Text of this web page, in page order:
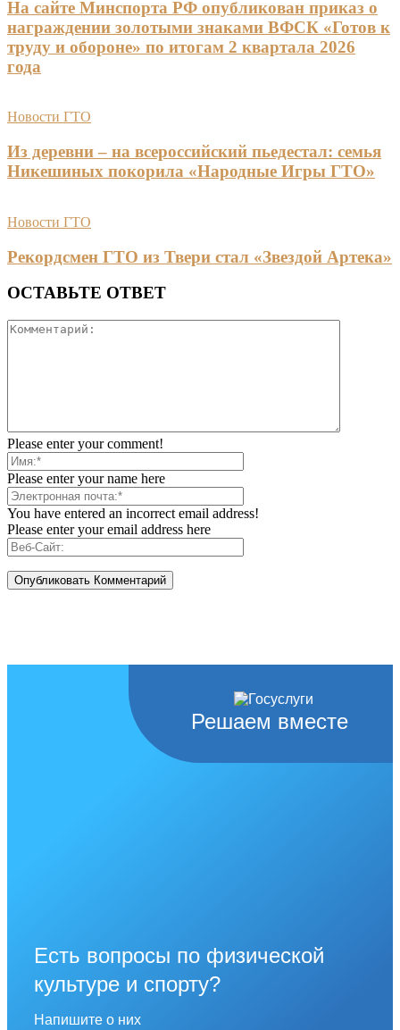
На сайте Минспорта РФ опубликован приказ о
награждении золотыми знаками ВФСК «Готов к
труду и обороне» по итогам 2 квартала 2026
года
Новости ГТО
Из деревни – на всероссийский пьедестал: семья
Никешиных покорила «Народные Игры ГТО»
Новости ГТО
Рекордсмен ГТО из Твери стал «Звездой Артека»
ОСТАВЬТЕ ОТВЕТ
Please enter your comment!
Please enter your name here
You have entered an incorrect email address!
Please enter your email address here
Решаем вместе
Есть вопросы по физической
культуре и спорту?
Напишите о них